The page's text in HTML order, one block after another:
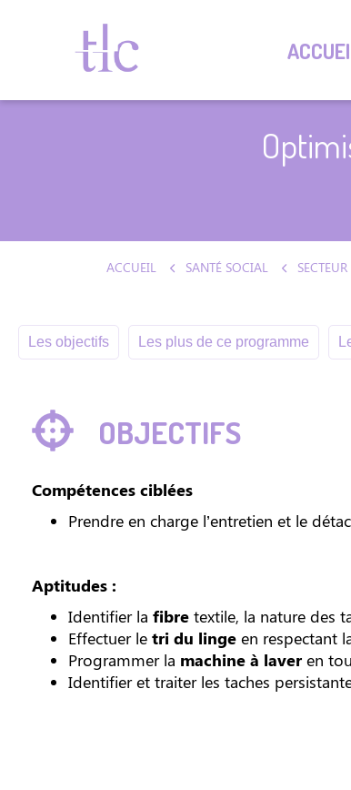
ACCUEIL SANTÉ SOCIAL SECTEUR
Les objectifs Les plus de ce programme
OBJECTIFS
Compétences ciblées
Prendre en charge l’entretien et le
Aptitudes :
Identifier la fibre textile, la nature des
Effectuer le tri du linge en respectant
Programmer la machine à laver en
Identifier et traiter les taches